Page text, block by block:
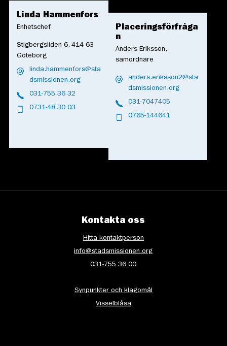
Linda Hammenfors
Enhetschef
Stigbergsliden 6, 414 63
Göteborg
linda.hammenfors@sta
dsmissionen.org
031-755 36 32
0731-48 30 03
Placeringsförfråga
n
Anders Eriksson,
samordnare
anders.eriksson2@sta
dsmissionen.org
031-7047405
0765-144641
Kontakta oss
Hitta kontaktperson
info@stadsmissionen.org
031-755 36 00
Synpunkter och klagomål
Visselblåsa